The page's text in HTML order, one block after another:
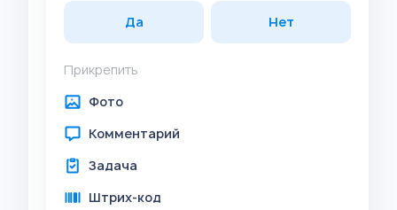
Да Нет
Прикрепить
Фото
Комментарий
Задача
Штрих-код